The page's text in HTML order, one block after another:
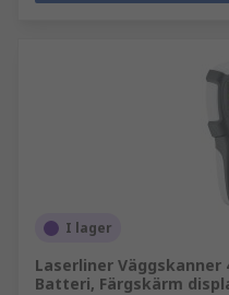
I lager
Laserliner Väggskanner
Batteri, Färgskärm